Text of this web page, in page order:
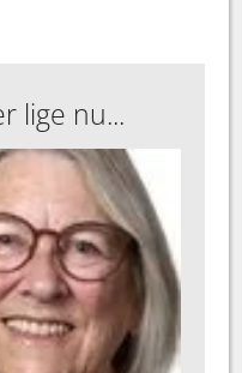
lige nu...